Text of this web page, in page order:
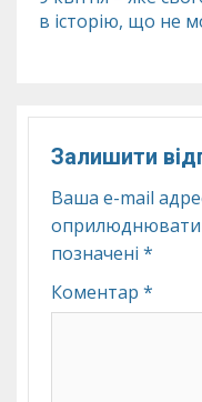
в історію, що не
Залишити
Ваша e-mail
позначені *
Коментар *